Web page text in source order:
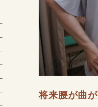
将来腰が曲